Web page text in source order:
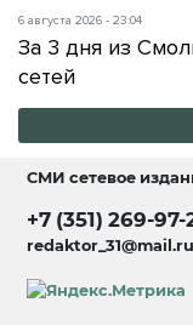
6 августа 2026 - 23:04
За 3 дня из
сетей
СМИ сетевое
+7 (351) 269-97-
redaktor_31@mail.ru